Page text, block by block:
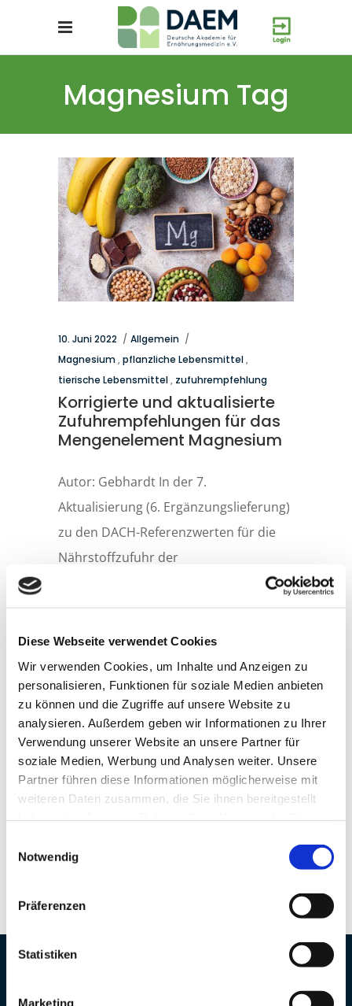
Diese Webseite verwendet Cookies
Wir verwenden Cookies, um Inhalte und Anzeigen zu
personalisieren, Funktionen für soziale Medien anbieten
zu können und die Zugriffe auf unsere Website zu
analysieren. Außerdem geben wir Informationen zu Ihrer
Verwendung unserer Website an unsere Partner für
soziale Medien, Werbung und Analysen weiter. Unsere
Partner führen diese Informationen möglicherweise mit
weiteren Daten zusammen, die Sie ihnen bereitgestellt
Notwendig
Präferenzen
Statistiken
Marketing
Magnesium Tag
10. Juni 2022
Allgemein
Magnesium,pflanzliche Lebensmittel,
tierische Lebensmittel, zufuhrempfehlung
Korrigierte und aktualisierte
Zufuhrempfehlungen für das
Mengenelement Magnesium
Autor: Gebhardt In der 7.
Aktualisierung (6. Ergänzungslieferung)
zu den DACH-Referenzwerten für die
Nährstoffzufuhr der
deutschsprachigen Fachgesellschaften
für Ernährung aus Deutschland,
Österreich und der Schweiz, finden sich
auch Ausführungen zu den neu
definierten Schätzwerten für eine
angemessene Magnesiumzufuhr. Im
vorliegenden Beitrag
Learn more